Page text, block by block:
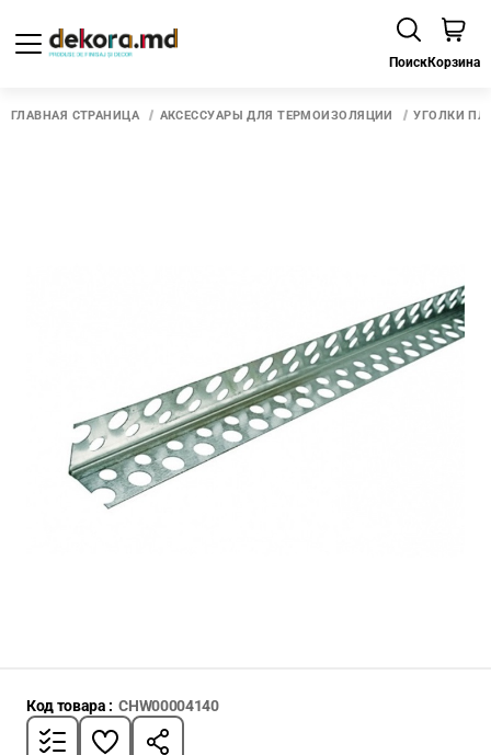
ПоискКорзина
ГЛАВНАЯ СТРАНИЦА АКСЕССУАРЫ ДЛЯ ТЕРМОИЗОЛЯЦИИ УГОЛКИ
Код товара : CHW00004140